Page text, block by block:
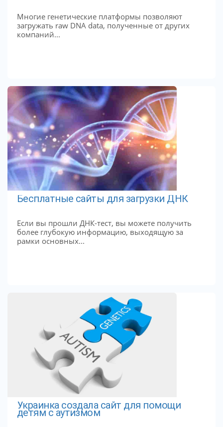
Многие генетические платформы позволяют
загружать raw DNA data, полученные от других
компаний...
Бесплатные сайты для загрузки ДНК
Если вы прошли ДНК-тест, вы можете получить
более глубокую информацию, выходящую за
рамки основных...
Украинка создала сайт для помощи
детям с аутизмом